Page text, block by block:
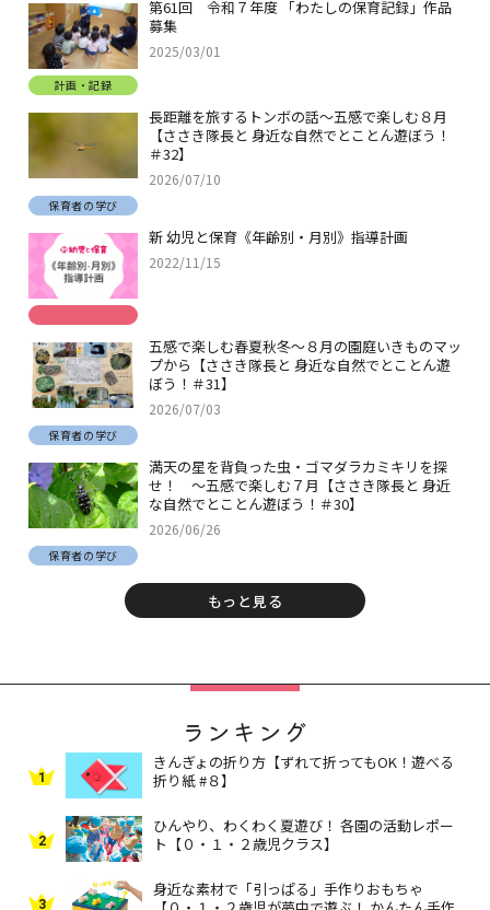
第61回 令和７年度 「わたしの保育記録」作品
募集
2025/03/01
計画・記録
長距離を旅するトンボの話～五感で楽しむ８月
【ささき隊長と 身近な自然でとことん遊ぼう！
＃32】
2026/07/10
保育者の学び
新 幼児と保育《年齢別・月別》指導計画
2022/11/15
五感で楽しむ春夏秋冬～８月の園庭いきものマッ
プから【ささき隊長と 身近な自然でとことん遊
ぼう！＃31】
2026/07/03
保育者の学び
満天の星を背負った虫・ゴマダラカミキリを探
せ！ ～五感で楽しむ７月【ささき隊長と 身近
な自然でとことん遊ぼう！＃30】
2026/06/26
保育者の学び
もっと見る
ランキング
1
きんぎょの折り方【ずれて折ってもOK！遊べる
折り紙 #８】
2
ひんやり、わくわく夏遊び！ 各園の活動レポー
ト【０・１・２歳児クラス】
3
身近な素材で「引っぱる」手作りおもちゃ